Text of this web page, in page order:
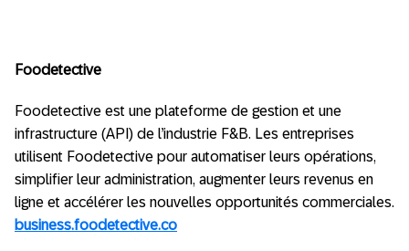
Foodetective
Foodetective est une plateforme de gestion et une
infrastructure (API) de l’industrie F&B. Les entreprises
utilisent Foodetective pour automatiser leurs opérations,
simplifier leur administration, augmenter leurs revenus en
ligne et accélérer les nouvelles opportunités commerciales.
business.foodetective.co